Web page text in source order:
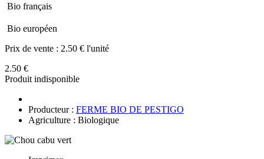
Bio français
Bio européen
Prix de vente : 2.50 € l'unité
2.50 €
Produit indisponible
Producteur : FERME BIO DE PESTIGO
Agriculture : Biologique